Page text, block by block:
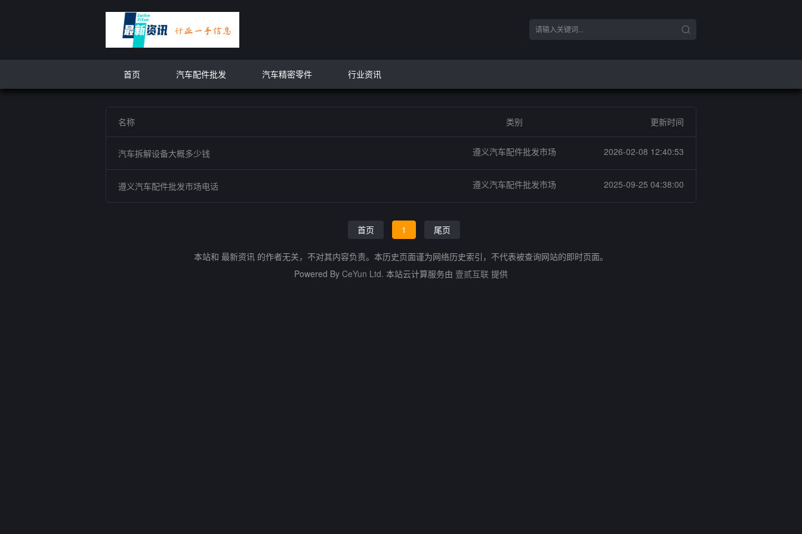
首页 汽车配件批发 汽车精密零件 行业资讯
名称 类别 更新时间
汽车拆解设备大概多少钱 遵义汽车配件批发市场 2026-02-08 12:40:53
遵义汽车配件批发市场电话 遵义汽车配件批发市场 2025-09-25 04:38:00
首页 1 尾页
本站和 最新资讯 的作者无关，不对其内容负责。本历史页面谨为网络历史索引，不代表被查询网站的即时页面。
Powered By CeYun Ltd. 本站云计算服务由 壹贰互联 提供